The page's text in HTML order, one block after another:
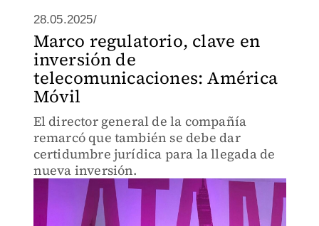
28.05.2025/
Marco regulatorio, clave en
inversión de
telecomunicaciones: América
Móvil
El director general de la compañía
remarcó que también se debe dar
certidumbre jurídica para la llegada de
nueva inversión.